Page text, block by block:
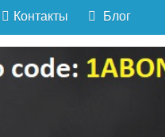
Контакты Блог